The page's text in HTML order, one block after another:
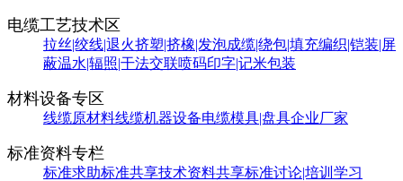
电缆工艺技术区
拉丝|绞线|退火挤塑|挤橡|发泡成缆|绕包|填充编织|铠装|屏
蔽温水|辐照|干法交联喷码印字|记米包装
材料设备专区
线缆原材料线缆机器设备电缆模具|盘具企业厂家
标准资料专栏
标准求助标准共享技术资料共享标准讨论|培训学习